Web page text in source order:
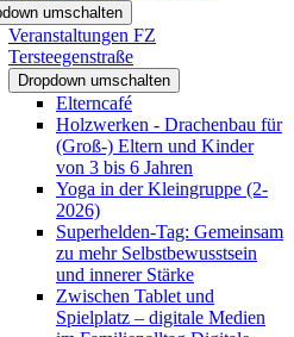
umschalten
Veranstaltungen FZ
Tersteegenstraße
Dropdown umschalten
Elterncafé
Holzwerken - Drachenbau für
(Groß-) Eltern und Kinder
von 3 bis 6 Jahren
Yoga in der Kleingruppe (2-
2026)
Superhelden-Tag: Gemeinsam
zu mehr Selbstbewusstsein
und innerer Stärke
Zwischen Tablet und
Spielplatz – digitale Medien